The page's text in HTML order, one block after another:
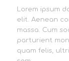
Lorem ipsum
elit. Aenean
massa. Cum
parturient
quam felis,